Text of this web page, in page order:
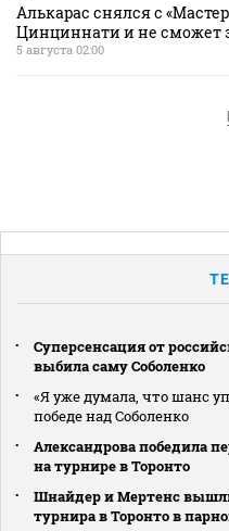
Алькарас снялся с
Цинциннати и не сможет
5 августа 02:00
Суперсенсация от
выбила саму Соболенко
«Я уже думала, что шанс
победе над Соболенко
Александрова победила
на турнире в Торонто
Шнайдер и Мертенс
турнира в Торонто в